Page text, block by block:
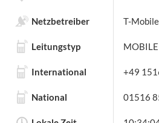
Netzbetreiber T-Mobile
Leitungstyp MOBILE
International +49
National 01516